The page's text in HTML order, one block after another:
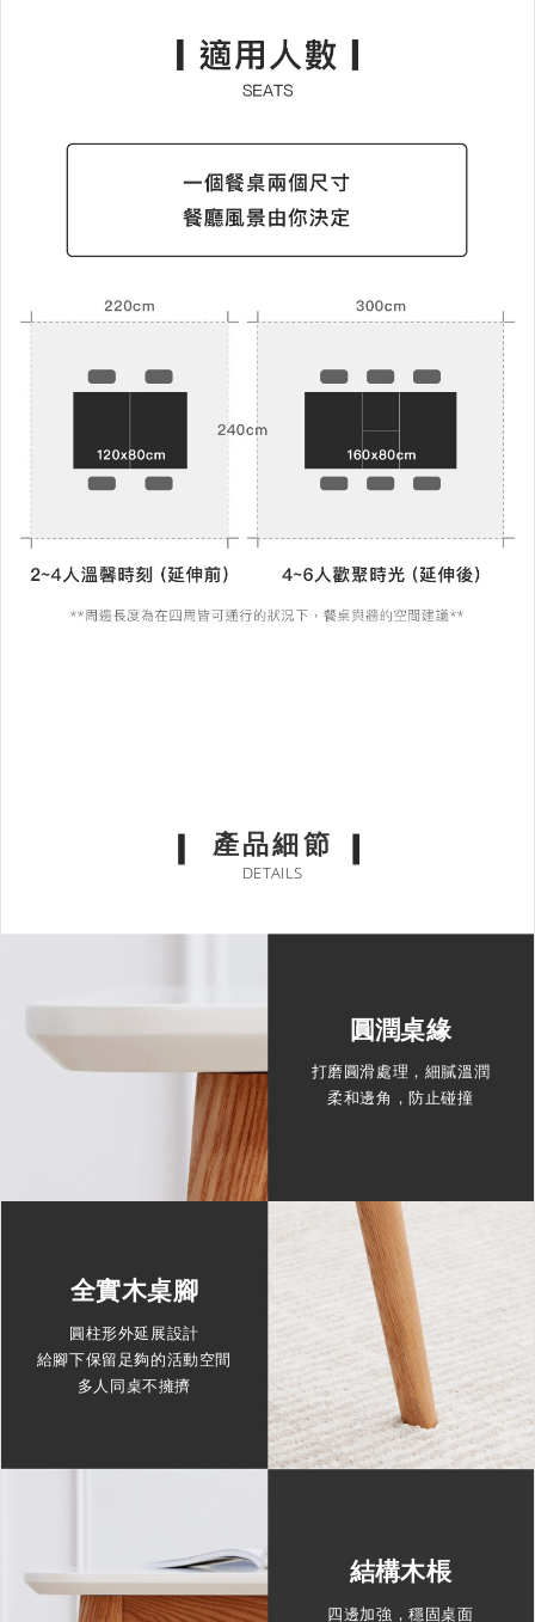
產品細節
DETAILS
圓潤桌緣
打磨圓滑處理，細膩溫潤
柔和邊角，防止碰撞
全實木桌腳
圓柱形外延展設計
給腳下保留足夠的活動空間
多人同桌不擁擠
結構木棖
四邊加強，穩固桌面